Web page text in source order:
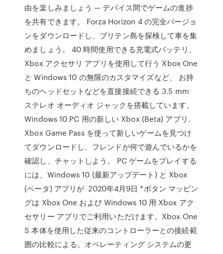
由を楽しみましょう — デバイス間でゲームの進捗
を共有できます。 Forza Horizon 4 の完全バージョ
ンをダウンロードし、ブリテン島を探検して車を集
めましょう。 40 時間使用できる充電式バッテリ、
Xbox アクセサリ アプリを使用して行う Xbox One
と Windows 10 の無限のカスタマイズなど、 お持
ちのヘッドセットなどを直接接続できる 3.5 mm
ステレオ オーディオ ジャックを搭載しています。
Windows 10 PC 用の新しい Xbox (Beta) アプリ.
Xbox Game Pass を使って新しいゲームを見つけ
てダウンロードし、フレンドが何で遊んでいるかを
確認し、チャットしよう。 PC ゲームをプレイする
には、Windows 10 (最新アップデート) と Xbox
(ベータ) アプリが 2020年4月9日 *ボタン マッピン
グは Xbox One および Windows 10 用 Xbox アク
セサリー アプリでご利用いただけます。Xbox One
S 本体を使用した従来のコントローラーとの接続範
囲の比較による。オペレーティング システムの更